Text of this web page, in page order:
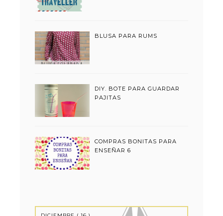
BLUSA PARA RUMS
DIY. BOTE PARA GUARDAR
PAJITAS
COMPRAS BONITAS PARA
ENSEÑAR 6